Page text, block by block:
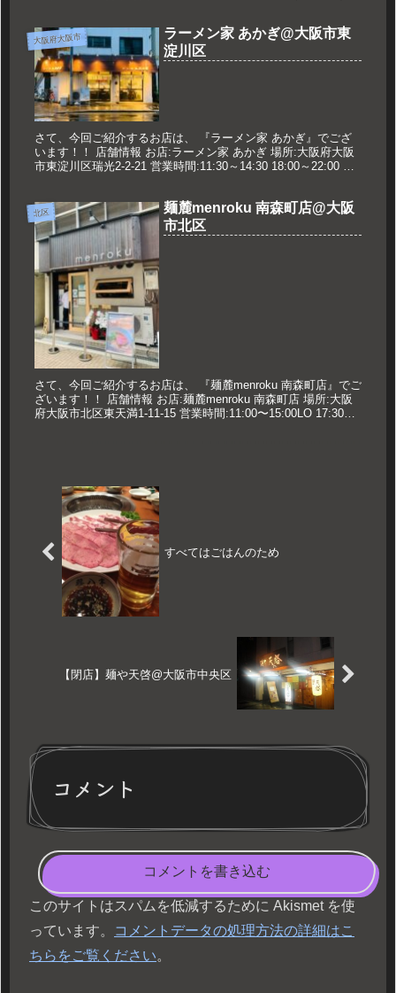
大阪府大阪市
ラーメン家 あかぎ@大阪市東
淀川区
さて、今回ご紹介するお店は、 『ラーメン家 あかぎ』でござ
います！！ 店舗情報 お店:ラーメン家 あかぎ 場所:大阪府大阪
市東淀川区瑞光2-2-21 営業時間:11:30～14:30 18:00～22:00 定
北区
麺麓menroku 南森町店@大阪
市北区
さて、今回ご紹介するお店は、 『麺麓menroku 南森町店』でご
ざいます！！ 店舗情報 お店:麺麓menroku 南森町店 場所:大阪
府大阪市北区東天満1-11-15 営業時間:11:00〜15:00LO 17:30〜
すべてはごはんのため
【閉店】麺や天啓@大阪市中央区
コメント
コメントを書き込む
このサイトはスパムを低減するために Akismet を使
っています。
コメントデータの処理方法の詳細はこ
ちらをご覧ください。